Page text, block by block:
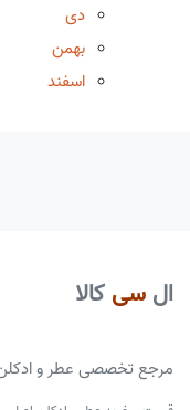
دی
بهمن
اسفند
ال سی کالا
مرجع تخصصی عطر و ادکلن